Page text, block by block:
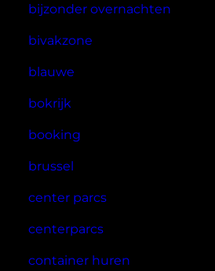
bijzonder overnachten
bivakzone
blauwe
bokrijk
booking
brussel
center parcs
centerparcs
container huren